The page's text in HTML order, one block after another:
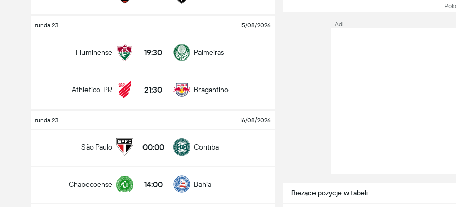
runda 23 15/08/2026
Fluminense 19:30 Palmeiras
Athletico-PR 21:30 Bragantino
runda 23 16/08/2026
São Paulo 00:00 Coritiba
Chapecoense 14:00 Bahia
Bieżące pozycje w tabeli
Ad